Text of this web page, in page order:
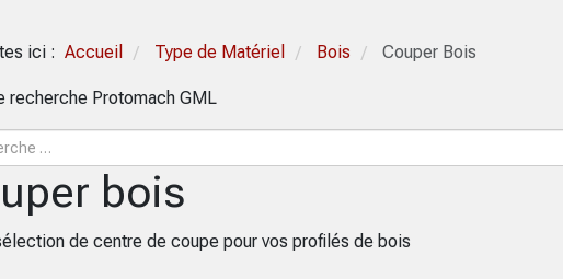
ici : Accueil / Type de Matériel / Bois / Couper Bois
recherche Protomach GML
bois
de centre de coupe pour vos profilés de bois